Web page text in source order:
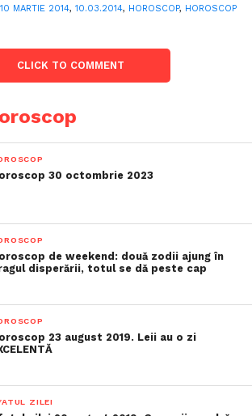
10 MARTIE 2014, 10.03.2014, HOROSCOP, HOROSCOP
CLICK TO COMMENT
30 octombrie 2023
de weekend: două zodii ajung în
disperării, totul se dă peste cap
23 august 2019. Leii au o zi
ZILEI